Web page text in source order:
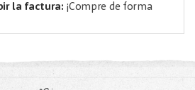
la factura: ¡Compre de forma